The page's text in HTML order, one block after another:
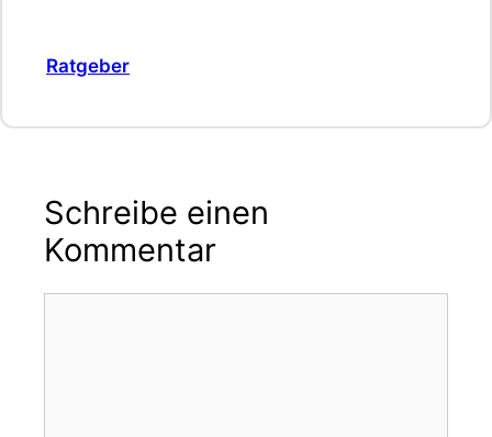
Kategorien
Ratgeber
Schreibe einen
Kommentar